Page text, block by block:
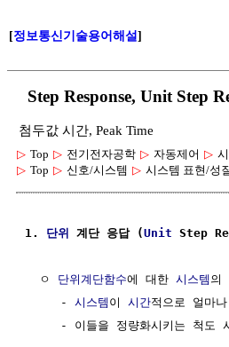
[정보통신기술용어해설]
Step Response, Unit Step
첨두값 시간, Peak Time
▷ Top ▷ 전기전자공학 ▷ 자동제어 ▷
▷ Top ▷ 신호/시스템 ▷ 시스템 표현/성
1. 단위 계단 응답 (Unit Step
  ㅇ
단위계단함수에 대한 시스템 의
     -
시스템 이 시간적으로 얼마
- 이들을 정량화시키는 척도